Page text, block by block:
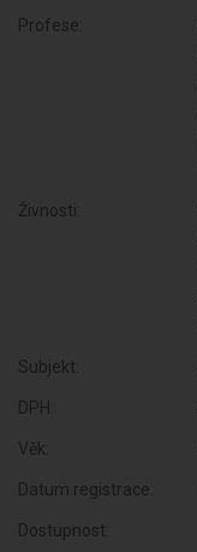
Profese:
Živnosti:
Subjekt:
DPH:
Věk:
Datum registrace:
Dostupnost: